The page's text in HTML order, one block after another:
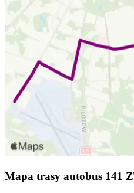
Mapa trasy autobus 141